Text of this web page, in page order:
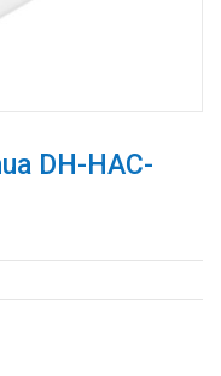
DH-HAC-